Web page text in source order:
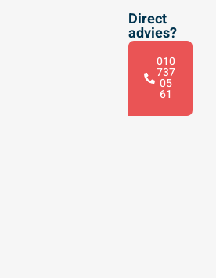
Direct
advies?
010
737
05
61